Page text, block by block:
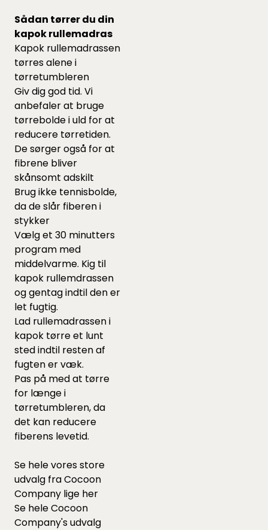
Sådan tørrer du din
kapok rullemadras
Kapok rullemadrassen
tørres alene i
tørretumbleren
Giv dig god tid. Vi
anbefaler at bruge
tørreboldei uld for at
reducere tørretiden.
De sørger også for at
fibrene bliver
skånsomt adskilt
Brug ikke tennisbolde,
da de slår fiberen i
stykker
Vælg et 30 minutters
program med
middelvarme. Kig til
kapok rullemdrassen
og gentag indtil den er
let fugtig.
Lad rullemadrassen i
kapok tørre et lunt
sted indtil resten af
fugten er væk.
Pas på med at tørre
for længe i
tørretumbleren, da
det kan reducere
fiberens levetid.
Se hele vores store
udvalg fra Cocoon
Company lige her
Se heleCocoon
Company's udvalg